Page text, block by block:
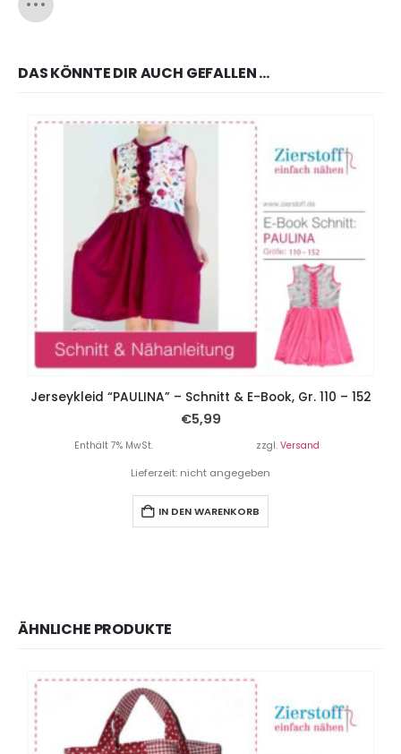
DAS KÖNNTE DIR AUCH GEFALLEN …
Jerseykleid “PAULINA” – Schnitt & E-Book, Gr. 110 – 152
€5,99
Enthält 7% MwSt. zzgl. Versand
Lieferzeit: nicht angegeben
IN DEN WARENKORB
ÄHNLICHE PRODUKTE